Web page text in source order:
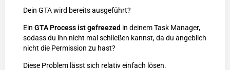
Dein GTA wird bereits ausgeführt?
Ein GTA Process ist gefreezed in deinem Task Manager,
sodass du ihn nicht mal schließen kannst, da du angeblich
nicht die Permission zu hast?
Diese Problem lässt sich relativ einfach lösen.